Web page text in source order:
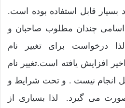
قابل استفاده بوده است.
اسامی چندان مطلوب صاحبان و
درخواست برای تغییر نام
افزایش یافته است.تغییر نام
انجام نیست . و تحت شرایط و
می گیرد. لذا بسیاری از